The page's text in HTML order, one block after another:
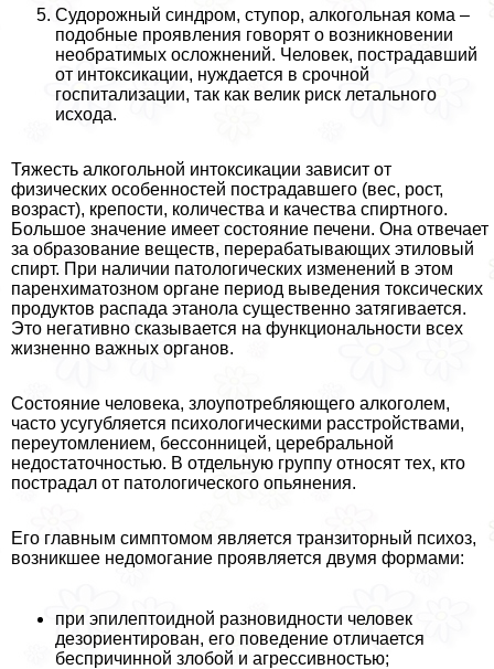
Судорожный синдром, ступор, алкогольная кома –
подобные проявления говорят о возникновении
необратимых осложнений. Человек, пострадавший
от интоксикации, нуждается в срочной
госпитализации, так как велик риск летального
исхода.
Тяжесть алкогольной интоксикации зависит от
физических особенностей пострадавшего (вес, рост,
возраст), крепости, количества и качества спиртного.
Большое значение имеет состояние печени. Она отвечает
за образование веществ, переpaбатывающих этиловый
спирт. При наличии патологических изменений в этом
паренхиматозном органе период выведения токсических
продуктов распада этанола существенно затягивается.
Это негативно сказывается на функциональности всех
жизненно важных органов.
Состояние человека, злоупотрeбляющего алкоголем,
часто усугубляется психологическими расстройствами,
переутомлением, бессонницей, церебральной
недостаточностью. В отдельную группу относят тех, кто
пострадал от патологического опьянения.
Его главным симптомом является транзиторный психоз,
возникшее недомогание проявляется двумя формами:
при эпилептоидной разновидности человек
дезориентирован, его поведение отличается
беспричинной злобой и агрессивностью;